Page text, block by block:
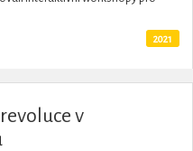
2021
v